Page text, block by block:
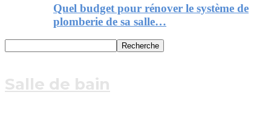
Quel budget pour rénover le système de
plomberie de sa salle…
Salle de bain